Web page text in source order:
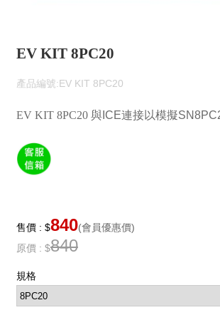
EV KIT 8PC20
產品編號:EV KIT 8PC20
EV KIT 8PC20 與ICE連接以模擬
售價 : $840(會員優惠價)
原價 : $840
規格